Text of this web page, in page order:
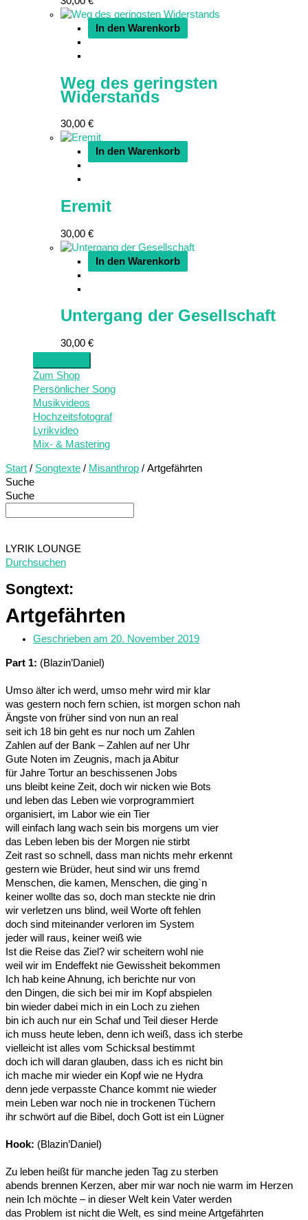
In den Warenkorb
Weg des geringsten
Widerstands
30,00 €
In den Warenkorb
Eremit
30,00 €
In den Warenkorb
Untergang der Gesellschaft
30,00 €
Zum Shop
Persönlicher Song
Musikvideos
Hochzeitsfotograf
Lyrikvideo
Mix- & Mastering
Start / Songtexte / Misanthrop / Artgefährten
Suche
Suche
LYRIK LOUNGE
Durchsuchen
Songtext:
Artgefährten
Geschrieben am 20. November 2019
Part 1: (Blazin’Daniel)
Umso älter ich werd, umso mehr wird mir klar
was gestern noch fern schien, ist morgen schon nah
Ängste von früher sind von nun an real
seit ich 18 bin geht es nur noch um Zahlen
Zahlen auf der Bank – Zahlen auf ner Uhr
Gute Noten im Zeugnis, mach ja Abitur
für Jahre Tortur an beschissenen Jobs
uns bleibt keine Zeit, doch wir nicken wie Bots
und leben das Leben wie vorprogrammiert
organisiert, im Labor wie ein Tier
will einfach lang wach sein bis morgens um vier
das Leben leben bis der Morgen nie stirbt
Zeit rast so schnell, dass man nichts mehr erkennt
gestern wie Brüder, heut sind wir uns fremd
Menschen, die kamen, Menschen, die ging`n
keiner wollte das so, doch man steckte nie drin
wir verletzen uns blind, weil Worte oft fehlen
doch sind miteinander verloren im System
jeder will raus, keiner weiß wie
Ist die Reise das Ziel? wir scheitern wohl nie
weil wir im Endeffekt nie Gewissheit bekommen
Ich hab keine Ahnung, ich berichte nur von
den Dingen, die sich bei mir im Kopf abspielen
bin wieder dabei mich in ein Loch zu ziehen
bin ich auch nur ein Schaf und Teil dieser Herde
ich muss heute leben, denn ich weiß, dass ich sterbe
vielleicht ist alles vom Schicksal bestimmt
doch ich will daran glauben, dass ich es nicht bin
ich mache mir wieder ein Kopf wie ne Hydra
denn jede verpasste Chance kommt nie wieder
mein Leben war noch nie in trockenen Tüchern
ihr schwört auf die Bibel, doch Gott ist ein Lügner
Hook: (Blazin’Daniel)
Zu leben heißt für manche jeden Tag zu sterben
abends brennen Kerzen, aber mir war noch nie warm im Herzen
nein Ich möchte – in dieser Welt kein Vater werden
das Problem ist nicht die Welt, es sind meine Artgefährten